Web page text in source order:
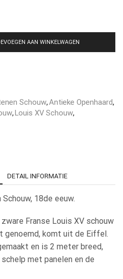
AAN WINKELWAGEN
Schouw,Antieke Openhaard,
,Louis XV Schouw,
DETAIL INFORMATIE
18de eeuw.
Franse Louis XV schouw
genoemd, komt uit de Eiffel.
en is 2 meter breed,
met panelen en de